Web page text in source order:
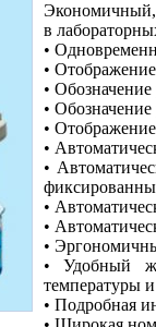
в
•
•
•
•
•
•
•
•
•
•
•Удобный
температуры
• Подробная